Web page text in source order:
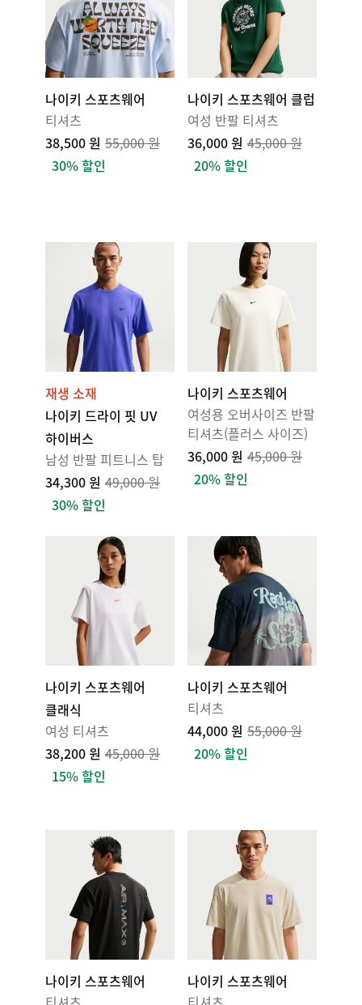
나이키 스포츠웨어
티셔츠
38,500 원 55,000 원
30% 할인
나이키 스포츠웨어 클럽
여성 반팔 티셔츠
36,000 원 45,000 원
20% 할인
재생 소재
나이키 드라이 핏 UV
하이버스
남성 반팔 피트니스 탑
34,300 원 49,000 원
30% 할인
나이키 스포츠웨어
여성용 오버사이즈 반팔
티셔츠(플러스 사이즈)
36,000 원 45,000 원
20% 할인
나이키 스포츠웨어
클래식
여성 티셔츠
38,200 원 45,000 원
15% 할인
나이키 스포츠웨어
티셔츠
44,000 원 55,000 원
20% 할인
나이키 스포츠웨어
나이키 스포츠웨어